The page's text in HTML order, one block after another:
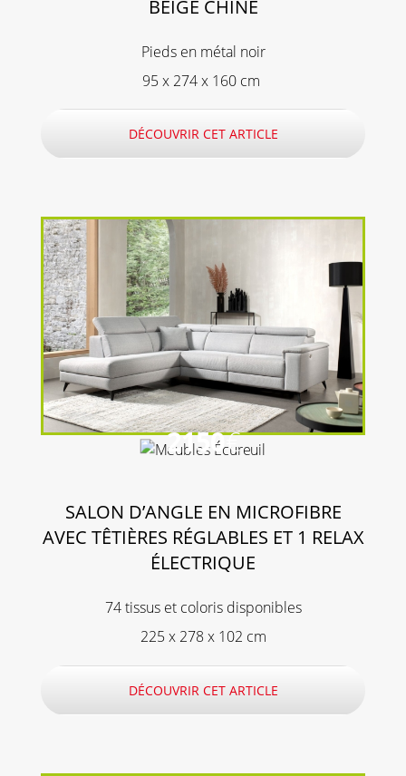
BEIGE CHINÉ
Pieds en métal noir
95 x 274 x 160 cm
DÉCOUVRIR CET ARTICLE
2150€
SALON D’ANGLE EN MICROFIBRE
AVEC TÊTIÈRES RÉGLABLES ET 1 RELAX
ÉLECTRIQUE
74 tissus et coloris disponibles
225 x 278 x 102 cm
DÉCOUVRIR CET ARTICLE